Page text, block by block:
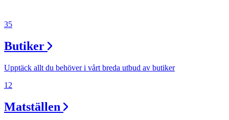
35
Butiker
Upptäck allt du behöver i vårt breda utbud av butiker
12
Matställen